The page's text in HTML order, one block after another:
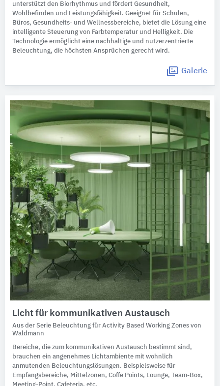
unterstützt den Biorhythmus und fördert Gesundheit,
Wohlbefinden und Leistungsfähigkeit. Geeignet für Schulen,
Büros, Gesundheits- und Wellnessbereiche, bietet die Lösung eine
intelligente Steuerung von Farbtemperatur und Helligkeit. Die
Technologie ermöglicht eine nachhaltige und nutzerzentrierte
Beleuchtung, die höchsten Ansprüchen gerecht wird.
Galerie
Licht für kommunikativen Austausch
Aus der Serie Beleuchtung für Activity Based Working Zones von
Waldmann
Bereiche, die zum kommunikativen Austausch bestimmt sind,
brauchen ein angenehmes Lichtambiente mit wohnlich
anmutenden Beleuchtungslösungen. Beispielsweise für
Empfangsbereiche, Mittelzonen, Coffe Points, Lounge, Team-Box,